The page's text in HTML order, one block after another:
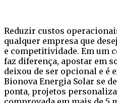
Reduzir custos
qualquer empresa que
e competitividade. Em um
faz diferença, apostar em
deixou de ser opcional e é
Bionova Energia Solar se
ponta, projetos